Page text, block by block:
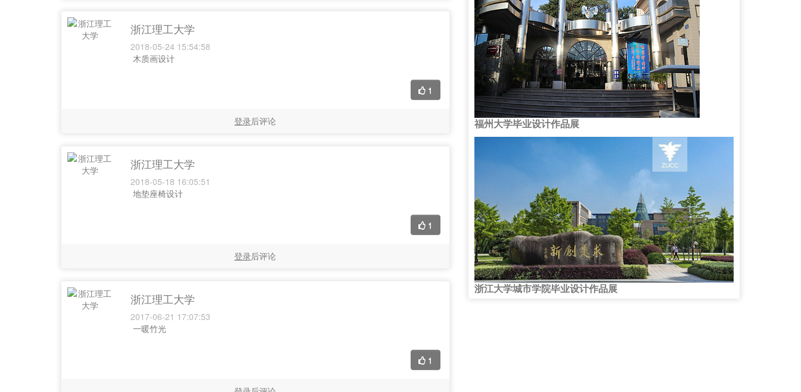
浙江理工大学
2018-05-24 15:54:58
木质画设计
1
登录后评论
浙江理工大学
2018-05-18 16:05:51
地垫座椅设计
1
登录后评论
浙江理工大学
2017-06-21 17:07:53
一暖竹光
1
福州大学毕业设计作品展
浙江大学城市学院毕业设计作品展